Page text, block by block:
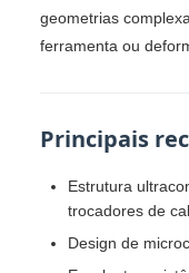
geometrias
ferramenta ou
Principais
Estrutura
trocadores de
Design de